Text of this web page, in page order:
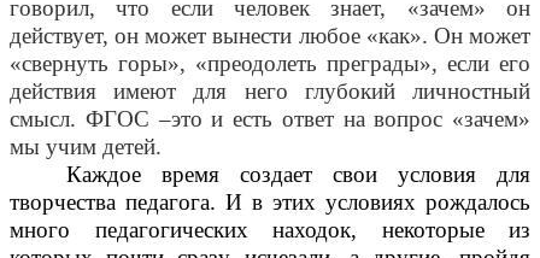
говорил, что если человек знает, «зачем» он
действует, он может вынести любое «как». Он может
«свернуть горы», «преодолеть преграды», если его
действия имеют для него глубокий личностный
смысл. ФГОС –это и есть ответ на вопрос «зачем»
мы учим детей.
Каждое время создает свои условия для
творчества педагога. И в этих условиях рождалось
много педагогических находок, некоторые из